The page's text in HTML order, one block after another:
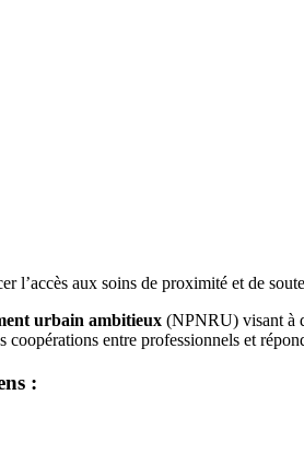
aux soins de proximité et de
urbain ambitieux (NPNRU) visant à
coopérations entre professionnels et
: